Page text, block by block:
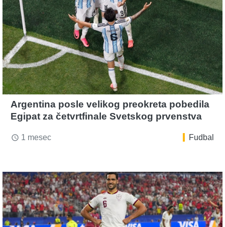
Argentina posle velikog preokreta pobedila
Egipat za četvrtfinale Svetskog prvenstva
access_time 1 mesec Fudbal